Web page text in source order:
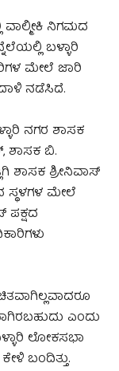
ನಿಗಮದ
ಬಳ್ಳಾರಿ
ಮೇಲೆ ಜಾರಿ
ನಡೆಸಿದೆ.
ನಗರ ಶಾಸಕ
ಶಾಸಕ ಬಿ.
ಶಾಸಕ ಶ್ರೀನಿವಾಸ್​
ಮೇಲೆ
ಪಕ್ಷದ
ಎಂದು
ಲೋಕಸಭಾ
ಬಂದಿತ್ತು.